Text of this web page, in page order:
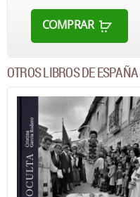
COMPRAR
OTROS LIBROS DE ESPAÑA